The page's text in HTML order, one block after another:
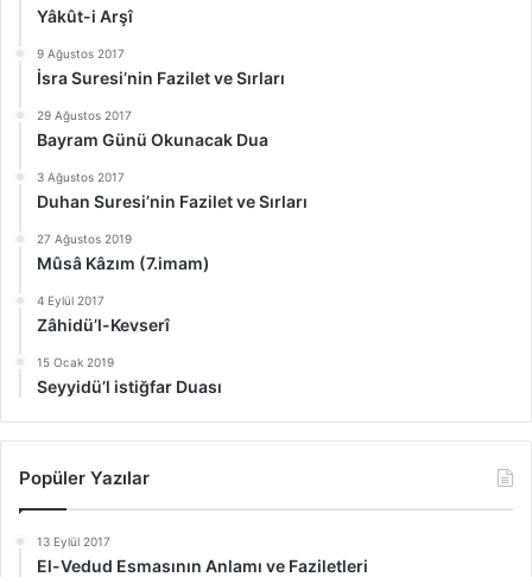
Yâkût-i Arşî
9 Ağustos 2017
İsra Suresi’nin Fazilet ve Sırları
29 Ağustos 2017
Bayram Günü Okunacak Dua
3 Ağustos 2017
Duhan Suresi’nin Fazilet ve Sırları
27 Ağustos 2019
Mûsâ Kâzım (7.imam)
4 Eylül 2017
Zâhidü’l-Kevserî
15 Ocak 2019
Seyyidü’l istiğfar Duası
Popüler Yazılar
13 Eylül 2017
El-Vedud Esmasının Anlamı ve Faziletleri